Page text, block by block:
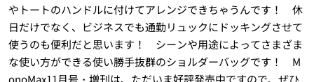
やトートのハンドルに付けてアレンジできちゃうんです！ 休
日だけでなく、ビジネスでも通勤リュックにドッキングさせて
使うのも便利だと思います！ シーンや用途によってさまざま
な使い方ができる使い勝手抜群のショルダーバッグです！ M
onoMax11月号・増刊は、ただいま好評発売中ですので、ぜひ